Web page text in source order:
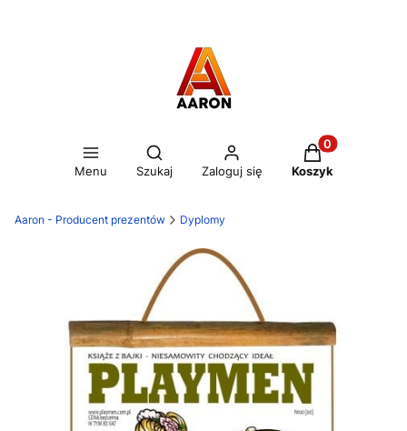
Menu
Otwórz wyszukiwarkę
Szukaj Zaloguj się
Produkty w
Koszyk
Aaron - Producent prezentów Dyplomy